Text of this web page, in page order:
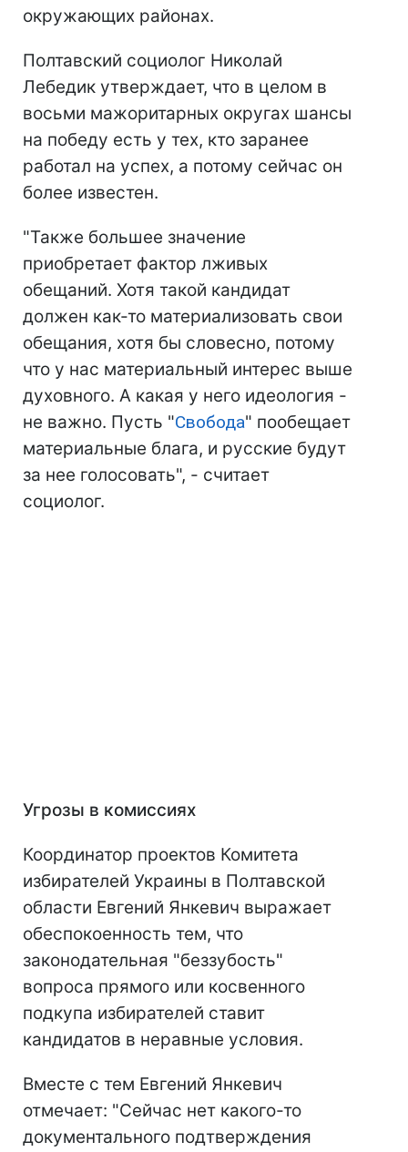
окружающих районах.
Полтавский социолог Николай
Лебедик утверждает, что в целом в
восьми мажоритарных округах шансы
на победу есть у тех, кто заранее
работал на успех, а потому сейчас он
более известен.
"Также большее значение
приобретает фактор лживых
обещаний. Хотя такой кандидат
должен как-то материализовать свои
обещания, хотя бы словесно, потому
что у нас материальный интерес выше
духовного. А какая у него идеология -
не важно. Пусть "Свобода" пообещает
материальные блага, и русские будут
за нее голосовать", - считает
социолог.
Угрозы в комиссиях
Координатор проектов Комитета
избирателей Украины в Полтавской
области Евгений Янкевич выражает
обеспокоенность тем, что
законодательная "беззубость"
вопроса прямого или косвенного
подкупа избирателей ставит
кандидатов в неравные условия.
Вместе с тем Евгений Янкевич
отмечает: "Сейчас нет какого-то
документального подтверждения